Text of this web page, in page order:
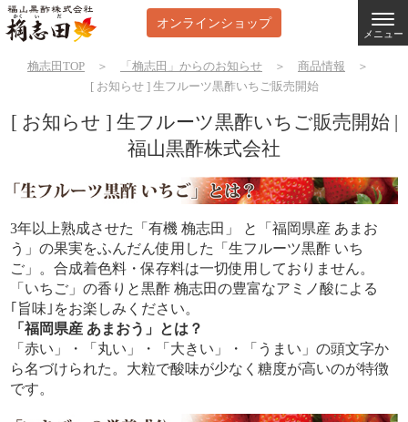
オンラインショップ
メニュー
桷志田TOP ＞ 「桷志田」からのお知らせ ＞ 商品情報 ＞
[ お知らせ ] 生フルーツ黒酢いちご販売開始
[ お知らせ ] 生フルーツ黒酢いちご販売開始 |
福山黒酢株式会社
3年以上熟成させた「有機 桷志田」 と「福岡県産 あまお
う」の果実をふんだん使用した「生フルーツ黒酢 いち
ご」。合成着色料・保存料は一切使用しておりません。
「いちご」の香りと黒酢 桷志田の豊富なアミノ酸による
｢旨味｣をお楽しみください。
「福岡県産 あまおう」とは？
「赤い」・「丸い」・「大きい」・「うまい」の頭文字か
ら名づけられた。大粒で酸味が少なく糖度が高いのが特徴
です。